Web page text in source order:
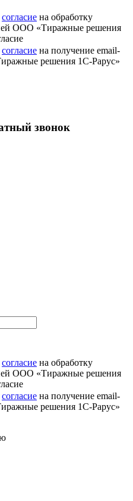
согласие на обработку
ООО «Тиражные решения
согласие на получение email-
решения 1С-Рарус»
звонок
согласие на обработку
ООО «Тиражные решения
согласие на получение email-
решения 1С-Рарус»